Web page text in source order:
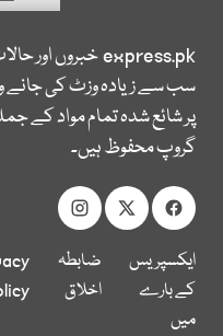
express.pkخبروں اور
سب سے زیادہ وزٹ کی
پر شائع شدہ تمام مواد کے
گروپ محفوظ ہیں۔
ایکسپریس
کے بارے
میں
ضابطہ
اخلاق